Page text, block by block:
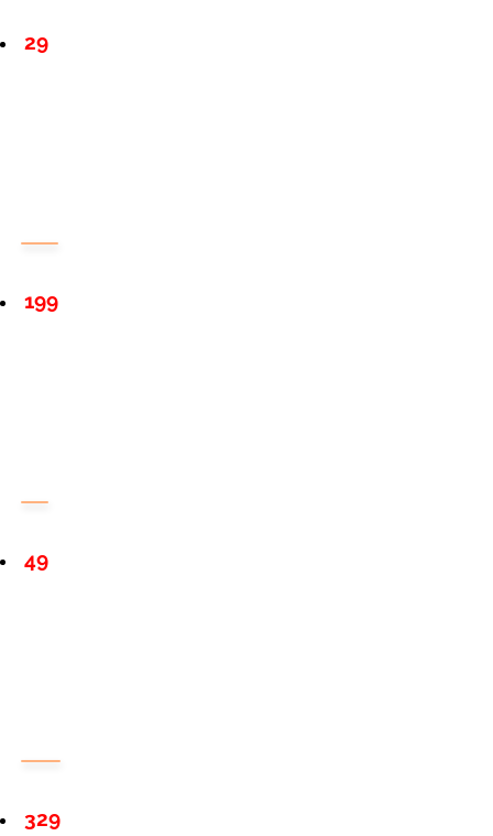
29
199
49
329